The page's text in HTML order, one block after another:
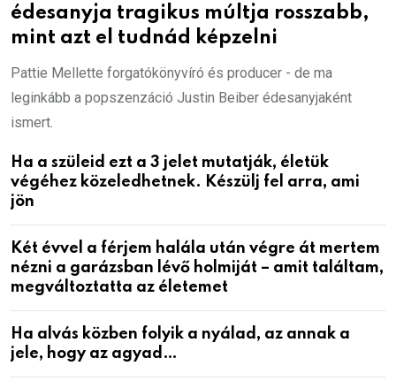
édesanyja tragikus múltja rosszabb,
mint azt el tudnád képzelni
Pattie Mellette forgatókönyvíró és producer - de ma
leginkább a popszenzáció Justin Beiber édesanyjaként
ismert.
Ha a szüleid ezt a 3 jelet mutatják, életük
végéhez közeledhetnek. Készülj fel arra, ami
jön
Két évvel a férjem halála után végre át mertem
nézni a garázsban lévő holmiját – amit találtam,
megváltoztatta az életemet
Ha alvás közben folyik a nyálad, az annak a
jele, hogy az agyad…